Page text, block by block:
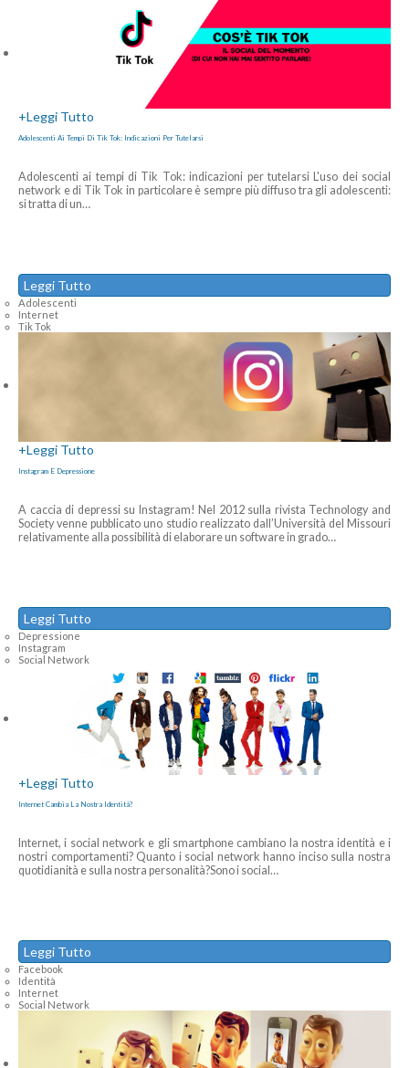
+Leggi Tutto
Adolescenti Ai Tempi Di Tik Tok: Indicazioni Per Tutelarsi
Adolescenti ai tempi di Tik Tok: indicazioni per tutelarsi L'uso dei social
network e di Tik Tok in particolare è sempre più diffuso tra gli adolescenti:
si tratta di un…
Leggi Tutto
Adolescenti
Internet
Tik Tok
+Leggi Tutto
Instagram E Depressione
A caccia di depressi su Instagram! Nel 2012 sulla rivista Technology and
Society venne pubblicato uno studio realizzato dall’Università del Missouri
relativamente alla possibilità di elaborare un software in grado…
Leggi Tutto
Depressione
Instagram
Social Network
+Leggi Tutto
Internet Cambia La Nostra Identità?
Internet, i social network e gli smartphone cambiano la nostra identità e i
nostri comportamenti? Quanto i social network hanno inciso sulla nostra
quotidianità e sulla nostra personalità?Sono i social …
Leggi Tutto
Facebook
Identità
Internet
Social Network